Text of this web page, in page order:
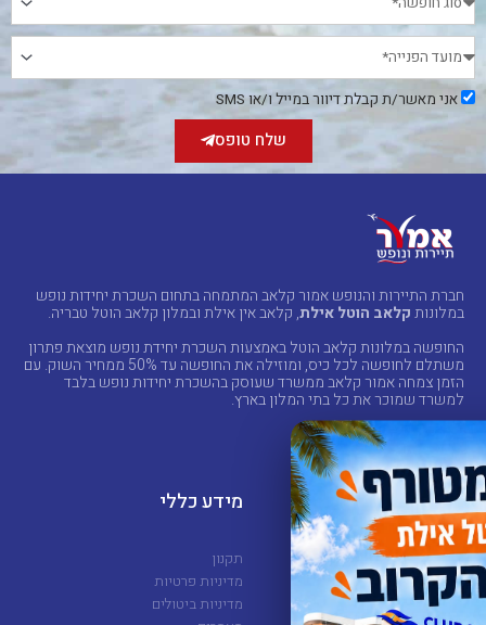
אני
מאשר/ת
קבלת
אני מאשר/ת קבלת דיוור במייל ו/או SMS
שלח טופס
חברת התיירות והנופש אמור קלאב המתמחה בתחום השכרת יחידות נופש
במלונותקלאב הוטל אילת, קלאב אין אילת ובמלון קלאב הוטל טבריה.
החופשה במלונות קלאב הוטל באמצעות השכרת יחידת נופש מוצאת פתרון
משתלם לחופשה לכל כיס, ומוזילה את החופשה עד 50% ממחיר השוק. עם
הזמן צמחה אמור קלאב ממשרד שעוסק בהשכרת יחידות נופש בלבד
למשרד שמוכר את כל בתי המלון בארץ.
מלונות
קלאב הוטל אילת
קלאב אין אילת
קלאב הוטל טבריה
מידע כללי
תקנון
מדיניות פרטיות
מדיניות ביטולים